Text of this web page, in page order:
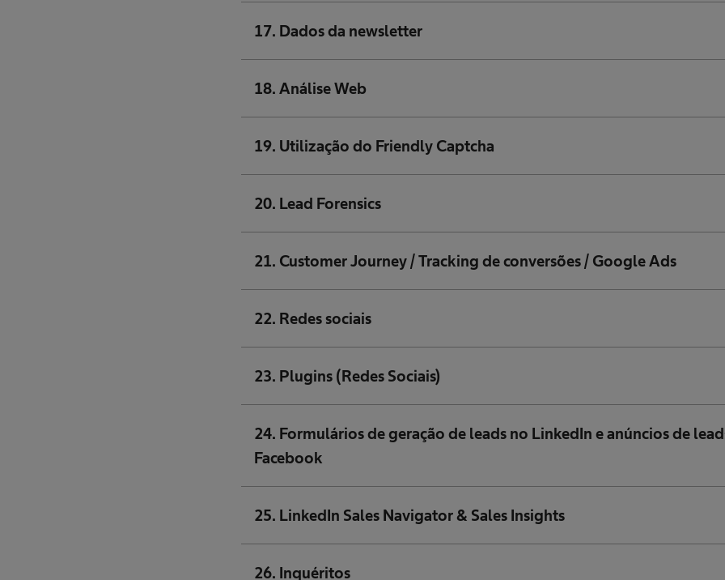
17. Dados da newsletter
18. Análise Web
19. Utilização do Friendly Captcha
20. Lead Forensics
21. Customer Journey / Tracking de conversões / Google Ads
22. Redes sociais
23. Plugins (Redes Sociais)
24. Formulários de geração de leads no LinkedIn e anúncios de
Facebook
25. LinkedIn Sales Navigator & Sales Insights
26. Inquéritos